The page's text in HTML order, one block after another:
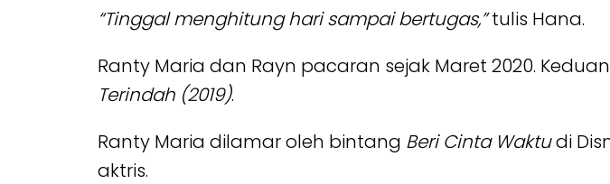
“Tinggal menghitung hari sampai bertugas,”tulis Hana.
Ranty Maria dan Rayn pacaran sejak Maret 2020.
Terindah (2019).
Ranty Maria dilamar oleh bintang Beri Cinta Waktudi
aktris.